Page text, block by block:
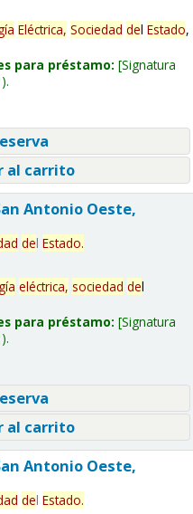
Eléctrica, Sociedad del Estado,
para préstamo: Signatura
al carrito
Antonio Oeste,
del Estado.
eléctrica, sociedad del
para préstamo: Signatura
al carrito
Antonio Oeste,
del Estado.